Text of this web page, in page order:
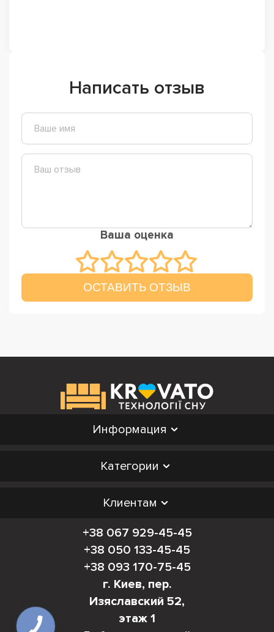
Написать отзыв
Ваша оценка
ОСТАВИТЬ ОТЗЫВ
Информация
Категории
Клиентам
+38 067 929-45-45
+38 050 133-45-45
+38 093 170-75-45
г. Киев, пер.
Изяславский 52,
этаж 1